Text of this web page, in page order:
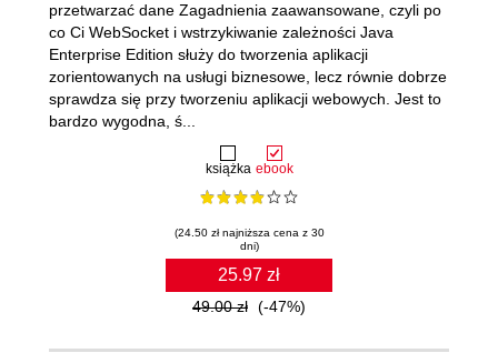
książka ebook
(24.50 zł najniższa cena z 30
dni)
25.97 zł
49.00 zł (-47%)
przetwarzać dane Zagadnienia zaawansowane, czyli po
co Ci WebSocket i wstrzykiwanie zależności Java
Enterprise Edition służy do tworzenia aplikacji
zorientowanych na usługi biznesowe, lecz równie dobrze
sprawdza się przy tworzeniu aplikacji webowych. Jest to
bardzo wygodna, ś...